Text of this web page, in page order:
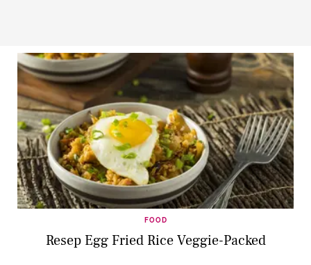
FOOD
Resep Egg Fried Rice Veggie-Packed